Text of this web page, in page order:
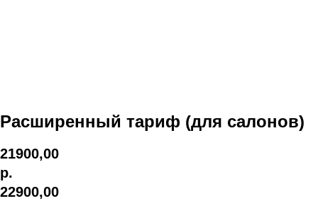
Расширенный тариф (для салонов)
21900,00
р.
22900,00